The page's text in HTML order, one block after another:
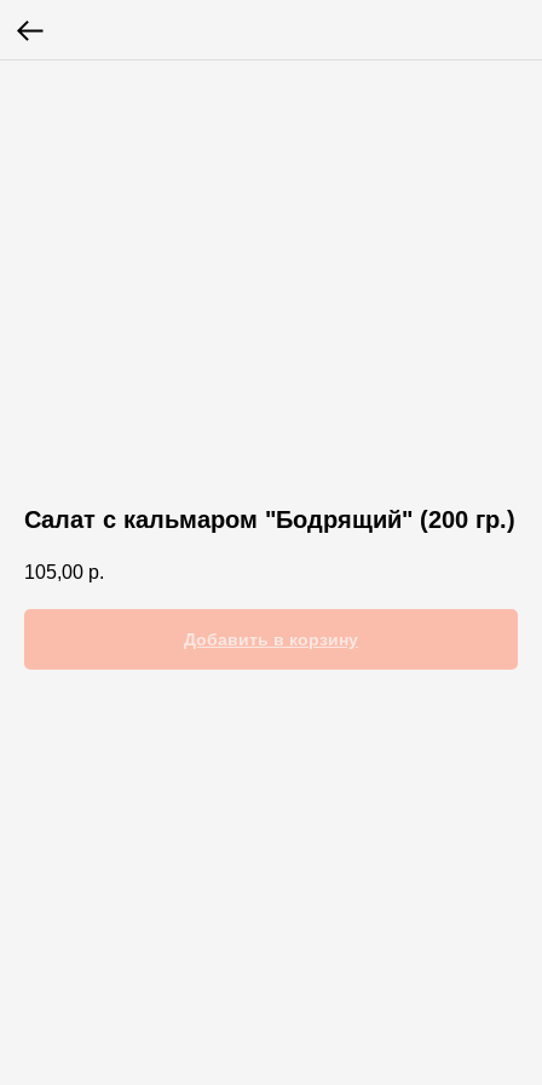
Салат с кальмаром "Бодрящий" (200 гр.)
105,00 р.
Добавить в корзину